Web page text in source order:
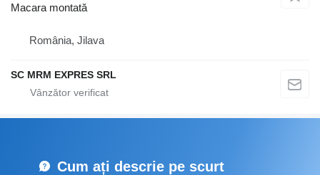
Macara montată
România, Jilava
SC MRM EXPRES SRL
Cum ați descrie pe scurt